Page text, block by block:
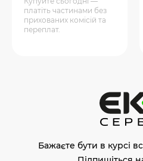
платіть частинами без
прихованих комісій та
переплат.
Бажаєте бути в курсі